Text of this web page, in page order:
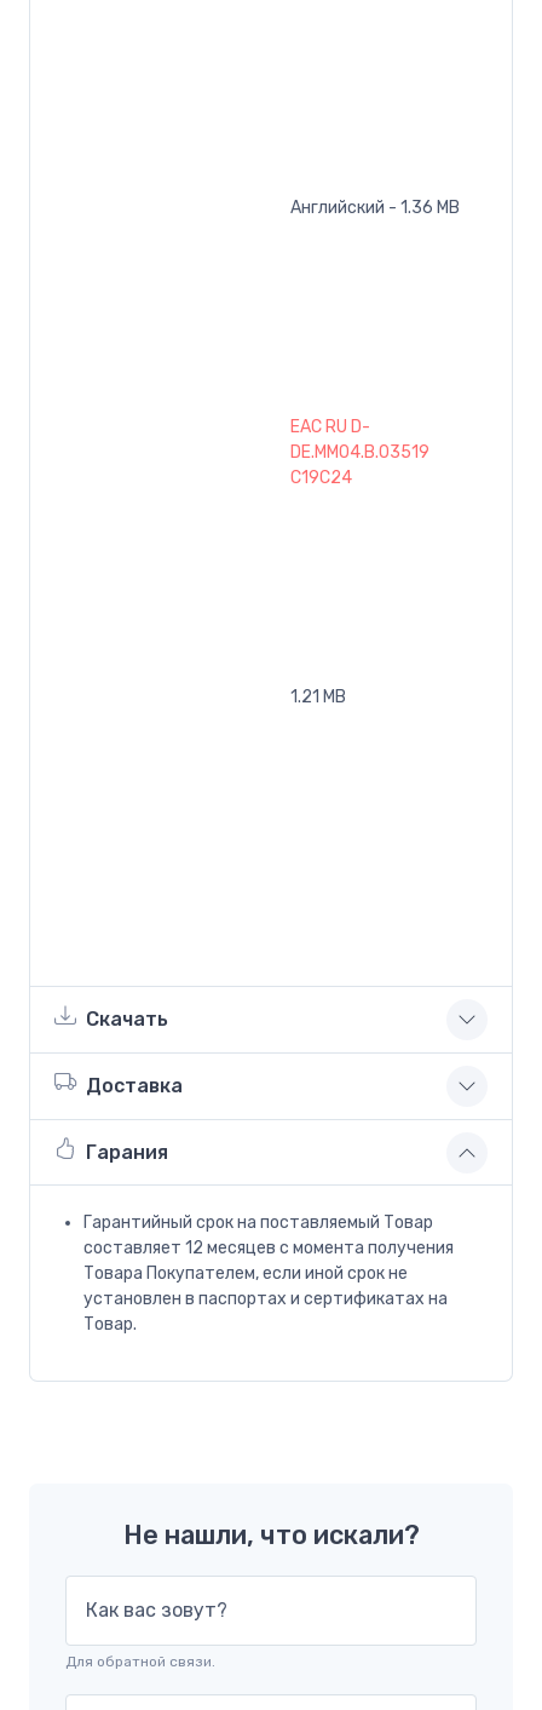
Английский - 1.36 MB
EAC RU D-
DE.MM04.B.03519
C19C24
1.21 MB
Скачать
Доставка
Гарания
Гарантийный срок на поставляемый Товар
составляет 12 месяцев с момента получения
Товара Покупателем, если иной срок не
установлен в паспортах и сертификатах на
Товар.
Не нашли, что искали?
Как вас зовут?
Для обратной связи.